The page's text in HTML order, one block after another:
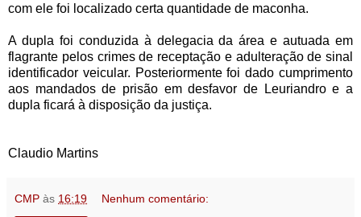
com ele foi localizado certa quantidade de maconha.
A dupla foi conduzida à delegacia da área e autuada em
flagrante pelos crimes de receptação e adulteração de sinal
identificador veicular. Posteriormente foi dado cumprimento
aos mandados de prisão em desfavor de Leuriandro e a
dupla ficará à disposição da justiça.
Claudio Martins
CMP às 16:19 Nenhum comentário: